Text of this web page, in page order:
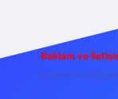
Reklam ve